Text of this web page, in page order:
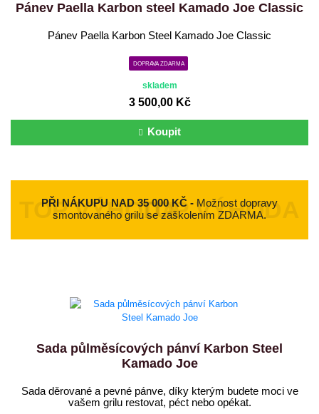
Pánev Paella Karbon steel Kamado Joe Classic
Pánev Paella Karbon Steel Kamado Joe Classic
DOPRAVA ZDARMA
skladem
3 500,00 Kč
Koupit
PŘI NÁKUPU NAD 35 000 KČ - Možnost dopravy
smontovaného grilu se zaškolením ZDARMA.
Sada půlměsícových pánví Karbon Steel
Kamado Joe
Sada děrované a pevné pánve, díky kterým budete moci ve
vašem grilu restovat, péct nebo opékat.